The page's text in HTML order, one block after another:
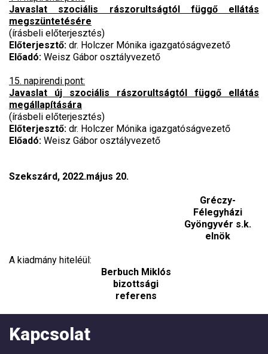
Javaslat szociális rászorultságtól függő ellátás
megszüntetésére
(írásbeli előterjesztés)
Előterjesztő: dr. Holczer Mónika igazgatóságvezető
Előadó: Weisz Gábor osztályvezető
15. napirendi pont:
Javaslat új szociális rászorultságtól függő ellátás
megállapítására
(írásbeli előterjesztés)
Előterjesztő: dr. Holczer Mónika igazgatóságvezető
Előadó: Weisz Gábor osztályvezető
Szekszárd, 2022.május 20.
Gréczy-
Félegyházi
Gyöngyvér s.k.
elnök
A kiadmány hiteléül:
Berbuch Miklós
bizottsági
referens
Kapcsolat